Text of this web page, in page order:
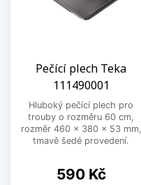
Pečící plech Teka
111490001
Hluboký pečící plech pro
trouby o rozměru 60 cm,
rozměr 460 x 380 x 53 mm,
tmavě šedé provedení.
Cena
590 Kč